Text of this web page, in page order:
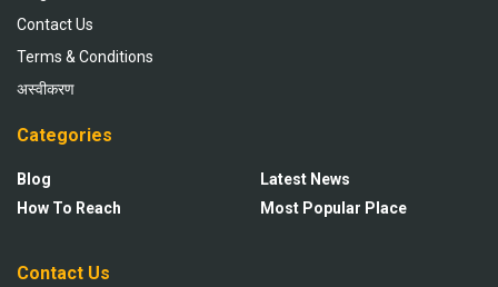
Contact Us
Terms & Conditions
अस्वीकरण
Categories
Blog
How To Reach
Latest News
Most Popular Place
Contact Us